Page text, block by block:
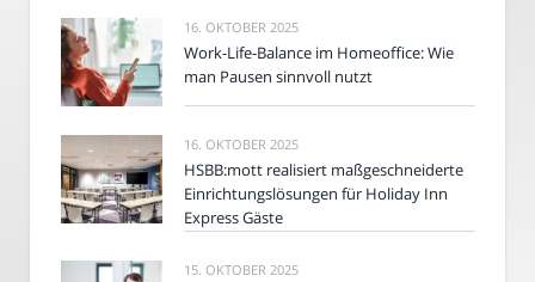
16. OKTOBER 2025
Work-Life-Balance im Homeoffice: Wie
man Pausen sinnvoll nutzt
16. OKTOBER 2025
HSBB:mott realisiert maßgeschneiderte
Einrichtungslösungen für Holiday Inn
Express Gäste
15. OKTOBER 2025